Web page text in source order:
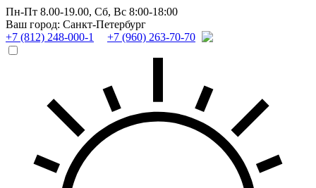
Пн-Пт 8.00-19.00, Сб, Вс 8:00-18:00
Ваш город: Санкт-Петербург
+7 (812) 248-000-1
+7 (960) 263-70-70